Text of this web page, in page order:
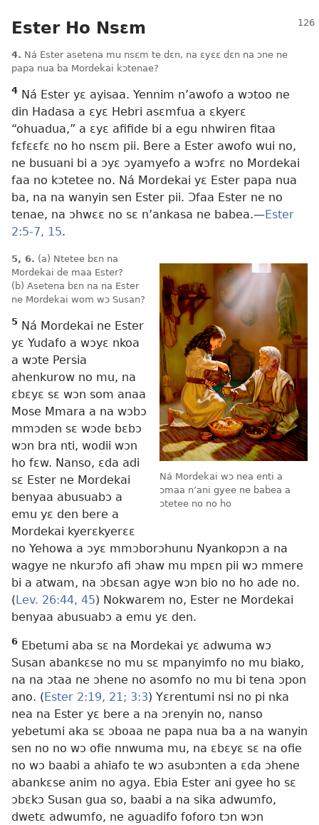
Ester Ho Nsɛm
4. Ná Ester asetena mu nsɛm te dɛn, na ɛyɛɛ dɛn na ɔne ne
papa nua ba Mordekai kɔtenae?
4 Ná Ester yɛ ayisaa. Yennim n’awofo a wɔtoo ne
din Hadasa a ɛyɛ Hebri asɛmfua a ɛkyerɛ
“ohuadua,” a ɛyɛ afifide bi a egu nhwiren fitaa
fɛfɛɛfɛ no ho nsɛm pii. Bere a Ester awofo wui no,
ne busuani bi a ɔyɛ ɔyamyefo a wɔfrɛ no Mordekai
faa no kɔtetee no. Ná Mordekai yɛ Ester papa nua
ba, na na wanyin sen Ester pii. Ɔfaa Ester ne no
tenae, na ɔhwɛɛ no sɛ n’ankasa ne babea.—Ester
2:5-7, 15.
Ná Mordekai wɔ nea enti a
ɔmaa n’ani gyee ne babea a
ɔtetee no no ho
5, 6. (a) Ntetee bɛn na
Mordekai de maa Ester?
(b) Asetena bɛn na na Ester
ne Mordekai wom wɔ Susan?
5 Ná Mordekai ne Ester
yɛ Yudafo a wɔyɛ nkoa
a wɔte Persia
ahenkurow no mu, na
ɛbɛyɛ sɛ wɔn som anaa
Mose Mmara a na wɔbɔ
mmɔden sɛ wɔde bɛbɔ
wɔn bra nti, wodii wɔn
ho fɛw. Nanso, ɛda adi
sɛ Ester ne Mordekai
benyaa abusuabɔ a
emu yɛ den bere a
Mordekai kyerɛkyerɛɛ
no Yehowa a ɔyɛ mmɔborɔhunu Nyankopɔn a na
wagye ne nkurɔfo afi ɔhaw mu mpɛn pii wɔ mmere
bi a atwam, na ɔbɛsan agye wɔn bio no ho ade no.
(Lev. 26:44, 45) Nokwarem no, Ester ne Mordekai
benyaa abusuabɔ a emu yɛ den.
6 Ebetumi aba sɛ na Mordekai yɛ adwuma wɔ
Susan abankɛse no mu sɛ mpanyimfo no mu biako,
na na ɔtaa ne ɔhene no asomfo no mu bi tena ɔpon
ano. (Ester 2:19, 21; 3:3) Yɛrentumi nsi no pi nka
nea na Ester yɛ bere a na ɔrenyin no, nanso
yebetumi aka sɛ ɔboaa ne papa nua ba a na wanyin
sen no no wɔ ofie nnwuma mu, na ɛbɛyɛ sɛ na ofie
no wɔ baabi a ahiafo te wɔ asubɔnten a ɛda ɔhene
abankɛse anim no agya. Ebia Ester ani gyee ho sɛ
ɔbɛkɔ Susan gua so, baabi a na sika adwumfo,
dwetɛ adwumfo, ne aguadifo foforo tɔn wɔn